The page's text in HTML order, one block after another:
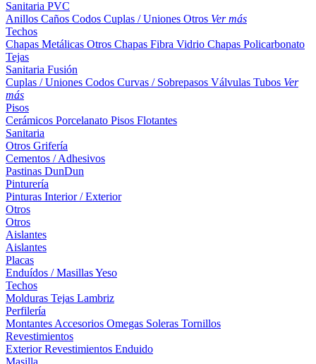
Sanitaria PVC
Anillos Caños Codos Cuplas / Uniones Otros Ver más
Techos
Chapas Metálicas Otros Chapas Fibra Vidrio Chapas Policarbonato
Tejas
Sanitaria Fusión
Cuplas / Uniones Codos Curvas / Sobrepasos Válvulas Tubos Ver
más
Pisos
Cerámicos Porcelanato Pisos Flotantes
Sanitaria
Otros Grifería
Cementos / Adhesivos
Pastinas DunDun
Pinturería
Pinturas Interior / Exterior
Otros
Otros
Aislantes
Aislantes
Placas
Enduídos / MasillasYeso
Techos
Molduras Tejas Lambriz
Perfilería
Montantes Accesorios Omegas Soleras Tornillos
Revestimientos
ExteriorRevestimientos Enduido
Masilla